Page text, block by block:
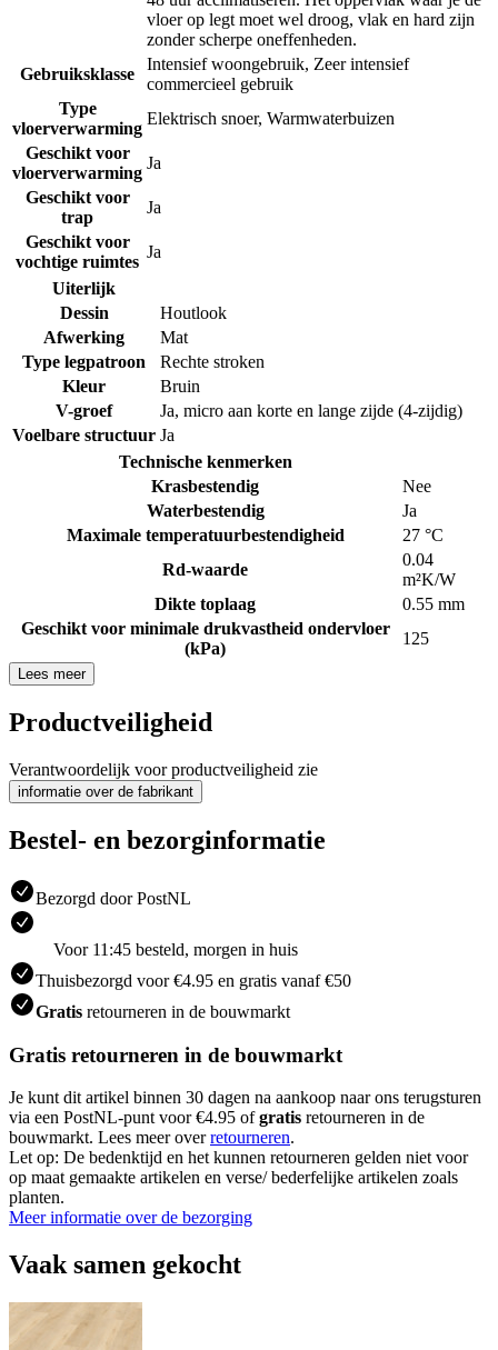
vloer op legt moet wel droog, vlak en hard zijn
zonder scherpe oneffenheden.
Gebruiksklasse
Intensief woongebruik, Zeer intensief
commercieel gebruik
Type
vloerverwarming
Elektrisch snoer, Warmwaterbuizen
Geschikt voor
vloerverwarming
Ja
Geschikt voor
trap
Ja
Geschikt voor
vochtige ruimtes
Ja
Uiterlijk
Dessin
Houtlook
Afwerking
Mat
Type legpatroon
Rechte stroken
Kleur
Bruin
V-groef
Ja, micro aan korte en lange zijde (4-zijdig)
Voelbare structuur Ja
Technische kenmerken
Krasbestendig
Nee
Waterbestendig
Ja
Maximale temperatuurbestendigheid
27 °C
Rd-waarde
0.04
m²K/W
Dikte toplaag
0.55 mm
Geschikt voor minimale drukvastheid ondervloer
(kPa)
125
Lees meer
Productveiligheid
Verantwoordelijk voor productveiligheid zie
informatie over de fabrikant
Bestel- en bezorginformatie
Bezorgd door PostNL
Voor 11:45 besteld, morgen in huis
Thuisbezorgd voor €4.95 en gratis vanaf €50
Gratis retourneren in de bouwmarkt
Gratis retourneren in de bouwmarkt
Je kunt dit artikel binnen 30 dagen na aankoop naar ons terugsturen
via een PostNL-punt voor €4.95 ofgratis retourneren in de
bouwmarkt. Lees meer overretourneren.
Let op: De bedenktijd en het kunnen retourneren gelden niet voor
op maat gemaakte artikelen en verse/ bederfelijke artikelen zoals
planten.
Meer informatie over de bezorging
Vaak samen gekocht